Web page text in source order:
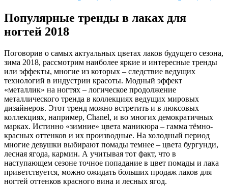
Популярные тренды в лаках для
ногтей 2018
Поговорив о самых актуальных цветах лаков будущего сезона,
зима 2018, рассмотрим наиболее яркие и интересные тренды
или эффекты, многие из которых – следствие ведущих
технологий в индустрии красоты. Модный эффект
«металлик» на ногтях – логическое продолжение
металлического тренда в коллекциях ведущих мировых
дизайнеров. Этот тренд можно встретить и в люксовых
коллекциях, например, Chanel, и во многих демократичных
марках. Истинно «зимние» цвета маникюра – гамма тёмно-
красных оттенков и их производные. На холодный период
многие девушки выбирают помады темнее – цвета бургунди,
лесная ягода, кармин. А учитывая тот факт, что в
наступающем сезоне точное попадание в цвет помады и лака
приветствуется, можно ожидать больших продаж лаков для
ногтей оттенков красного вина и лесных ягод.